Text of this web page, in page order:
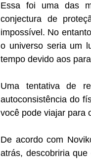
Essa foi uma das
conjectura de
impossível. No
o universo seria um
tempo devido aos
Uma tentativa de
autoconsistência do
você pode viajar para
De acordo com
atrás, descobriria